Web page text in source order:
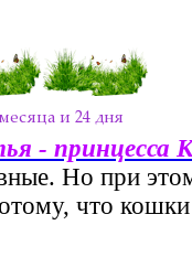
- принцесса
Но при
что кошки